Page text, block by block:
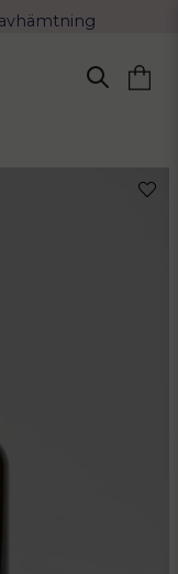
Postnord